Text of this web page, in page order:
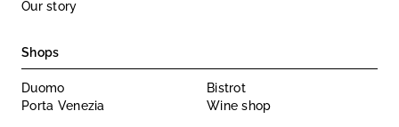
Our story
Shops
Duomo
Porta Venezia
Bistrot
Wine shop